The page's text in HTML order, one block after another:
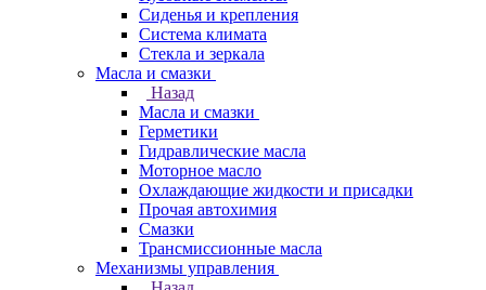
Сиденья и крепления
Система климата
Стекла и зеркала
Масла и смазки
Назад
Масла и смазки
Герметики
Гидравлические масла
Моторное масло
Охлаждающие жидкости и присадки
Прочая автохимия
Смазки
Трансмиссионные масла
Механизмы управления